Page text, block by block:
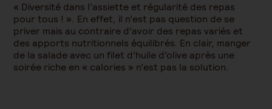
« Diversité dans l’assiette et régularité des repas
pour tous ! ». En effet, il n’est pas question de se
priver mais au contraire d’avoir des repas variés et
des apports nutritionnels équilibrés. En clair, manger
de la salade avec un filet d’huile d’olive après une
soirée riche en « calories » n’est pas la solution.